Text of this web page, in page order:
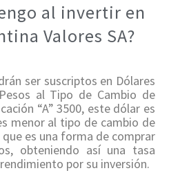
al invertir en
Valores SA?
ser suscriptos en Dólares
al Tipo de Cambio de
“A” 3500, este dólar es
menor al tipo de cambio de
es una forma de comprar
obteniendo así una tasa
por su inversión.